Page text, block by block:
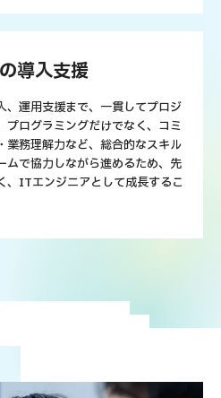
導入支援
、運用支援まで、一貫してプロジ
プログラミングだけでなく、コミ
業務理解力など、総合的なスキル
ムで協力しながら進めるため、先
、ITエンジニアとして成長するこ